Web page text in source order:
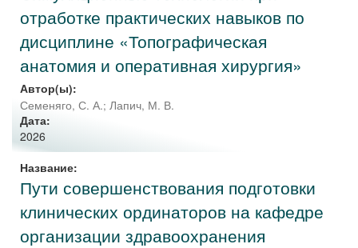
отработке практических навыков по
дисциплине «Топографическая
анатомия и оперативная хирургия»
Автор(ы):
Семеняго, С. А.; Лапич, М. В.
Дата:
2026
Название:
Пути совершенствования подготовки
клинических ординаторов на кафедре
организации здравоохранения